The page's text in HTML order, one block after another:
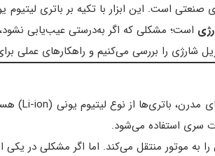
صنعتی است. این ابزار با تکیه بر باتری‌
است؛ مشکلی که اگر به‌درستی عیب‌یابی
شارژی را بررسی می‌کنیم و راهکارهای عملی
را به موتور منتقل می‌کند. اما اگر مشکلی